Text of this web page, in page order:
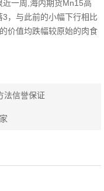
近一周,海内期货Mn15高
，与此前的小幅下行相比
价值均跌幅较原始的肉食
法信誉保证